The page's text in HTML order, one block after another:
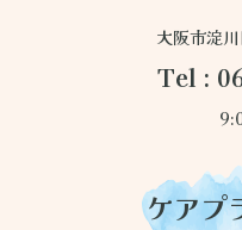
大阪市淀
Tel :
ケアプ